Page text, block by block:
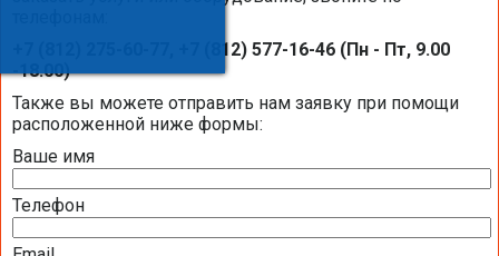
+7 (812) 275-60-77, +7 (812) 577-16-46 (Пн - Пт, 9.00
-18.00)
Также вы можете отправить нам заявку при помощи
расположенной ниже формы:
Ваше имя
Телефон
Системы увлажнения воздуха Buhler-
AHS на объектах компании «Балтик-
Комфорт»